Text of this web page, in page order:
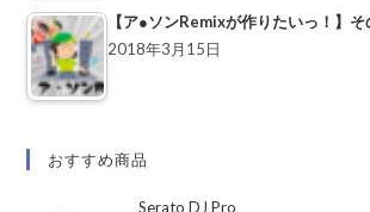
【ア●ソンRemixが作りたいっ！】
2018年3月15日
おすすめ商品
Serato DJ Pro